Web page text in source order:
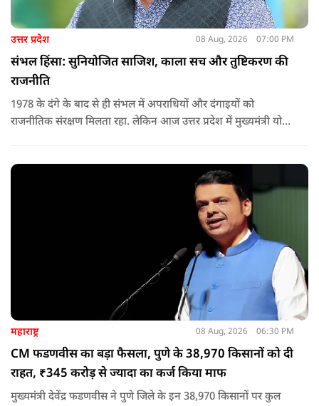
उत्तर प्रदेश 08 Aug, 2026 07:00 PM
संभल हिंसा: सुनियोजित साजिश, काला सच और तुष्टिकरण की
राजनीति
1978 के दंगे के बाद से ही संभल में अपराधियों और दंगाइयों को
राजनीतिक संरक्षण मिलता रहा. लेकिन आज उत्तर प्रदेश में मुख्यमंत्री योगी
नेता या सांसद क्यों न हो, यदि वह राज्य की शांति और सुरक्षा से खिलवाड़
महाराष्ट्र 08 Aug, 2026 06:30 PM
CM फडणवीस का बड़ा फैसला, पुणे के 38,970 किसानों को दी
राहत, ₹345 करोड़ से ज्यादा का कर्ज किया माफ
मुख्यमंत्री देवेंद्र फडणवीस ने पुणे जिले के इन 38,970 किसानों पर कुल